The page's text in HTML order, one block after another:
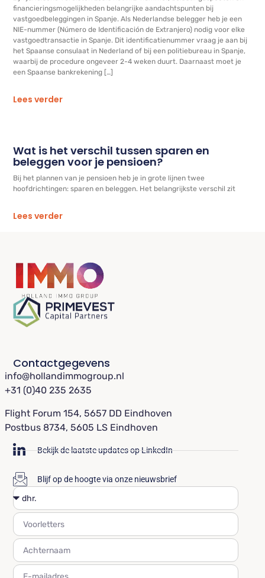
financieringsmogelijkheden belangrijke aandachtspunten bij
vastgoedbeleggingen in Spanje. Als Nederlandse belegger heb je een
NIE-nummer (Número de Identificación de Extranjero) nodig voor elke
vastgoedtransactie in Spanje. Dit identificatienummer vraag je aan bij
het Spaanse consulaat in Nederland of bij een politiebureau in Spanje,
waarbij de procedure ongeveer 2-4 weken duurt. Daarnaast moet je
een Spaanse bankrekening […]
Lees verder
Wat is het verschil tussen sparen en
beleggen voor je pensioen?
Bij het plannen van je pensioen heb je in grote lijnen twee
hoofdrichtingen: sparen en beleggen. Het belangrijkste verschil zit
Lees verder
Contactgegevens
info@hollandimmogroup.nl
+31 (0)40 235 2635
Flight Forum 154, 5657 DD Eindhoven
Postbus 8734, 5605 LS Eindhoven
Bekijk de laatste updates op LinkedIn
Blijf op de hoogte via onze nieuwsbrief